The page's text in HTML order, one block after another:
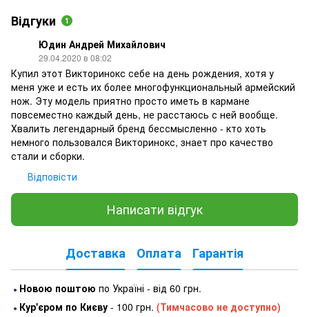
Відгуки 1
Юдин Андрей Михайлович
29.04.2020 в 08:02
Купил этот Викторинокс себе на день рождения, хотя у
меня уже и есть их более многофункциональный армейский
нож. Эту модель приятно просто иметь в кармане
повсеместно каждый день, не расстаюсь с ней вообще.
Хвалить легендарный бренд бессмысленно - кто хоть
немного пользовался Викторинокс, знает про качество
стали и сборки.
Відповісти
Написати відгук
Доставка Оплата Гарантія
● Новою поштою по Україні - від 60 грн.
● Кур'єром по Києву - 100 грн. (Тимчасово не доступно)